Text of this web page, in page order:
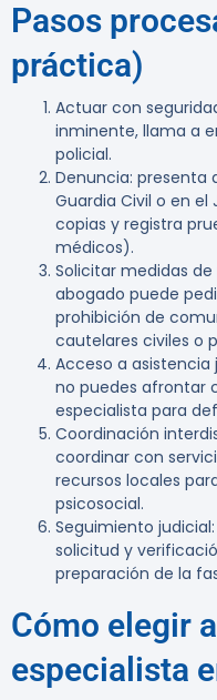
Pasos
práctica)
Actuar con
inminente, llama a
policial.
Denuncia: presenta
Guardia Civil o en el
copias y registra
médicos).
Solicitar medidas
abogado puede
prohibición de
cautelares civiles o
Acceso a
no puedes afrontar
especialista para
Coordinación
coordinar con
recursos locales
psicosocial.
Seguimiento
solicitud y
preparación de la
Cómo elegir
especialista